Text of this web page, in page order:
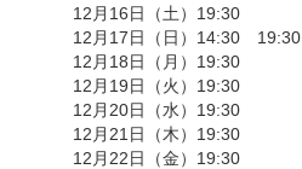
12月16日（土）19:30
12月17日（日）14:30 19:30
12月18日（月）19:30
12月19日（火）19:30
12月20日（水）19:30
12月21日（木）19:30
12月22日（金）19:30